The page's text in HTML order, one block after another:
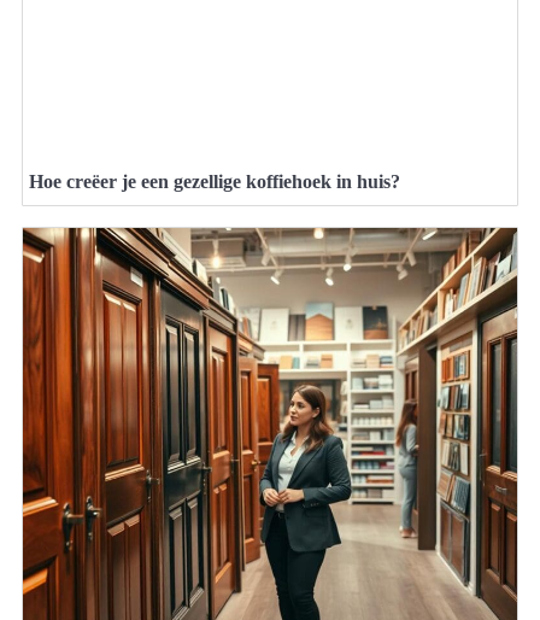
Hoe creëer je een gezellige koffiehoek in huis?